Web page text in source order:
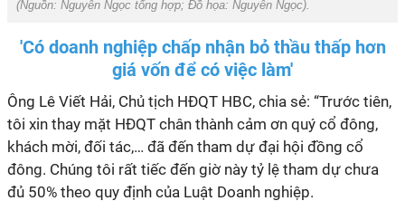
(Nguồn: Nguyên Ngọc tổng hợp; Đồ họa: Nguyên Ngọc).
'Có doanh nghiệp chấp nhận bỏ thầu thấp hơn
giá vốn để có việc làm'
Ông Lê Viết Hải, Chủ tịch HĐQT HBC, chia sẻ: “Trước tiên,
tôi xin thay mặt HĐQT chân thành cảm ơn quý cổ đông,
khách mời, đối tác,… đã đến tham dự đại hội đồng cổ
đông. Chúng tôi rất tiếc đến giờ này tỷ lệ tham dự chưa
đủ 50% theo quy định của Luật Doanh nghiệp.